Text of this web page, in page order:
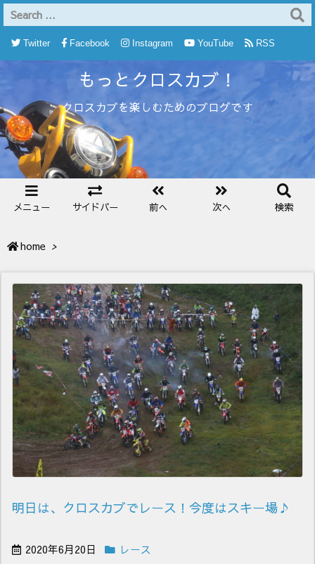
もっとクロスカブ！
クロスカブを楽しむためのブログです
メニュー サイドバー 前へ 次へ 検索
Twitter Facebook Instagram YouTube RSS
home >
明日は、クロスカブでレース！今度はスキー場♪
2020年6月20日 レース